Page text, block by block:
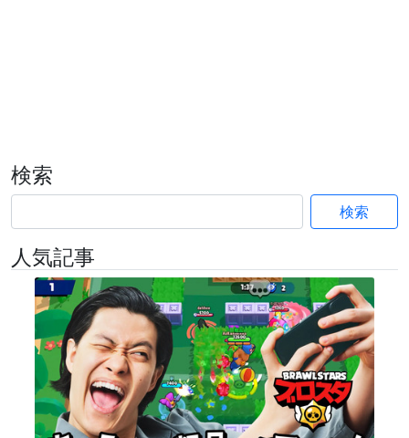
検索
検索
人気記事